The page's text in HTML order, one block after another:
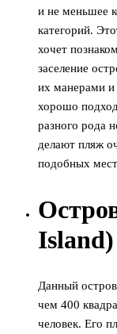
и не меньшее
категорий.
хочет
заселение
их манерами и
хорошо
разного рода
делают пляж
подобных
Island)
Данный
чем 400
человек. Его